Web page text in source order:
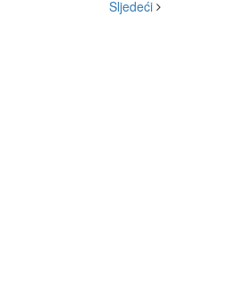
Sljedeći